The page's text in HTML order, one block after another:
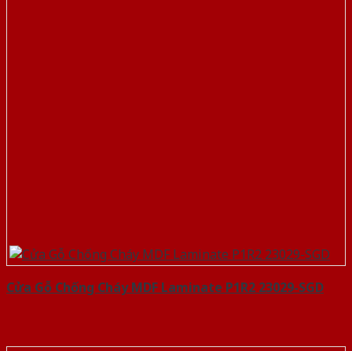
Cửa Gỗ Chống Cháy MDF Laminate P1R2 23029-SGD